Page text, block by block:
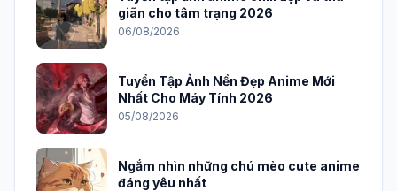
giãn cho tâm trạng 2026
06/08/2026
Tuyển Tập Ảnh Nền Đẹp Anime Mới
Nhất Cho Máy Tính 2026
05/08/2026
Ngắm nhìn những chú mèo cute anime
đáng yêu nhất